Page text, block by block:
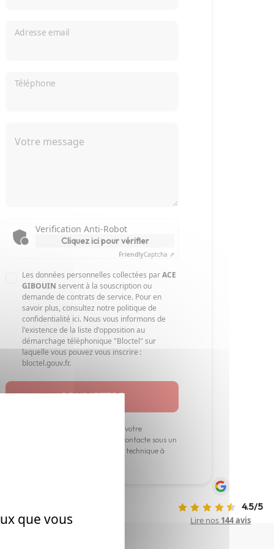
4.5/5
Lire nos 144 avis
Adresse email
Téléphone
Votre message
Verification Anti-Robot
Cliquez ici pour vérifier
FriendlyCaptcha ⇗
Les données personnelles collectées parACE
GIBOUIN servent à la souscription ou
demande de contrats de service. Pour en
savoir plus, consultez notre politique de
confidentialité ici. Nous vous informons de
l'existence de la liste d'opposition au
démarchage téléphonique "Bloctel" sur
laquelle vous pouvez vous inscrire :
bloctel.gouv.fr.
En renseignant les informations sur votre
déménagement nos experts vous recontacte sous un
jour ouvré et vous propose une visite technique à
que vous